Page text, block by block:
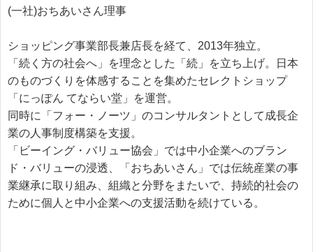
(一社)おちあいさん理事
ショッピング事業部長兼店長を経て、2013年独立。
「続く方の社会へ」を理念とした「続」を立ち上げ。日本
のものづくりを体感することを集めたセレクトショップ
「にっぽん てならい堂」を運営。
同時に「フォー・ノーツ」のコンサルタントとして成長企
業の人事制度構築を支援。
「ビーイング・バリュー協会」では中小企業へのブラン
ド・バリューの浸透、「おちあいさん」では伝統産業の事
業継承に取り組み、組織と分野をまたいで、持続的社会の
ために個人と中小企業への支援活動を続けている。